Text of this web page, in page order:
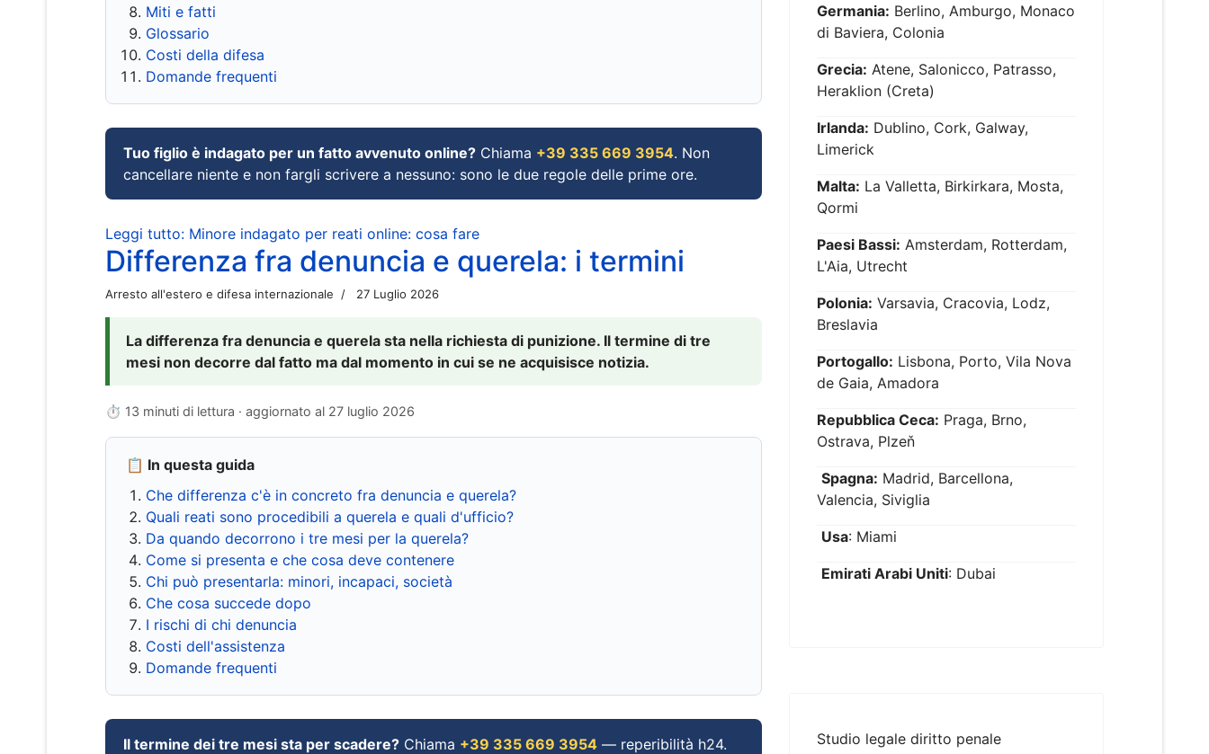
Miti e fatti
Glossario
Costi della difesa
Domande frequenti
Tuo figlio è indagato per un fatto avvenuto online? Chiama +39 335 669 3954. Non
cancellare niente e non fargli scrivere a nessuno: sono le due regole delle prime ore.
Leggi tutto: Minore indagato per reati online: cosa fare
Differenza fra denuncia e querela: i termini
Arresto all'estero e difesa internazionale 27 Luglio 2026
La differenza fra denuncia e querela sta nella richiesta di punizione. Il termine di tre
mesi non decorre dal fatto ma dal momento in cui se ne acquisisce notizia.
⏱ 13 minuti di lettura · aggiornato al 27 luglio 2026
📋 In questa guida
Che differenza c'è in concreto fra denuncia e querela?
Quali reati sono procedibili a querela e quali d'ufficio?
Da quando decorrono i tre mesi per la querela?
Come si presenta e che cosa deve contenere
Chi può presentarla: minori, incapaci, società
Che cosa succede dopo
I rischi di chi denuncia
Costi dell'assistenza
Domande frequenti
Il termine dei tre mesi sta per scadere? Chiama +39 335 669 3954 — reperibilità h24.
Germania: Berlino, Amburgo, Monaco
di Baviera, Colonia
Grecia: Atene, Salonicco, Patrasso,
Heraklion (Creta)
Irlanda: Dublino, Cork, Galway,
Limerick
Malta: La Valletta, Birkirkara, Mosta,
Qormi
Paesi Bassi: Amsterdam, Rotterdam,
L'Aia, Utrecht
Polonia: Varsavia, Cracovia, Lodz,
Breslavia
Portogallo: Lisbona, Porto, Vila Nova
de Gaia, Amadora
Repubblica Ceca: Praga, Brno,
Ostrava, Plzeň
Spagna: Madrid, Barcellona,
Valencia, Siviglia
Usa: Miami
Emirati Arabi Uniti: Dubai
Studio legale diritto penale